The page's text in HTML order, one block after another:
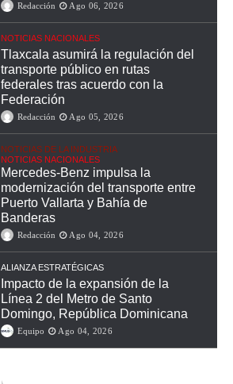
Redacción Ago 06, 2026
NOTICIAS NACIONALES
Tlaxcala asumirá la regulación del
transporte público en rutas
federales tras acuerdo con la
Federación
Redacción Ago 05, 2026
NOTICIAS DE LA INDUSTRIA
NOTICIAS NACIONALES
Mercedes-Benz impulsa la
modernización del transporte entre
Puerto Vallarta y Bahía de
Banderas
Redacción Ago 04, 2026
ALIANZA ESTRATÉGICAS
Impacto de la expansión de la
Línea 2 del Metro de Santo
Domingo, República Dominicana
Equipo Ago 04, 2026